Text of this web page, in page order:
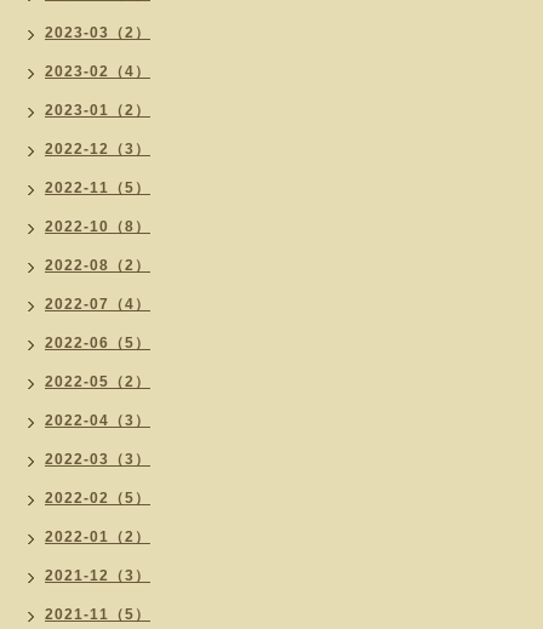
2023-03（2）
2023-02（4）
2023-01（2）
2022-12（3）
2022-11（5）
2022-10（8）
2022-08（2）
2022-07（4）
2022-06（5）
2022-05（2）
2022-04（3）
2022-03（3）
2022-02（5）
2022-01（2）
2021-12（3）
2021-11（5）